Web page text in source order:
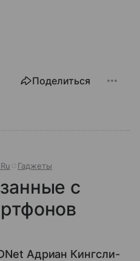
Поделиться
Гаджеты
с
Адриан Кингсли-